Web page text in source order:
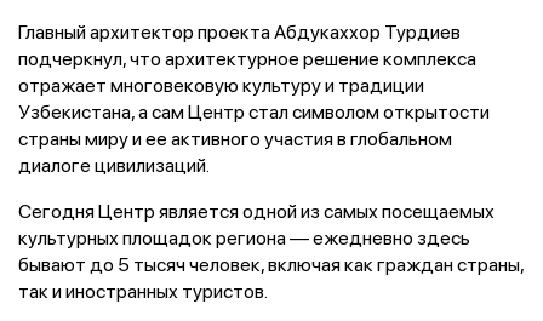
Главный архитектор проекта Абдукаххор Турдиев
подчеркнул, что архитектурное решение комплекса
отражает многовековую культуру и традиции
Узбекистана, а сам Центр стал символом открытости
страны миру и ее активного участия в глобальном
диалоге цивилизаций.
Сегодня Центр является одной из самых посещаемых
культурных площадок региона — ежедневно здесь
бывают до 5 тысяч человек, включая как граждан страны,
так и иностранных туристов.